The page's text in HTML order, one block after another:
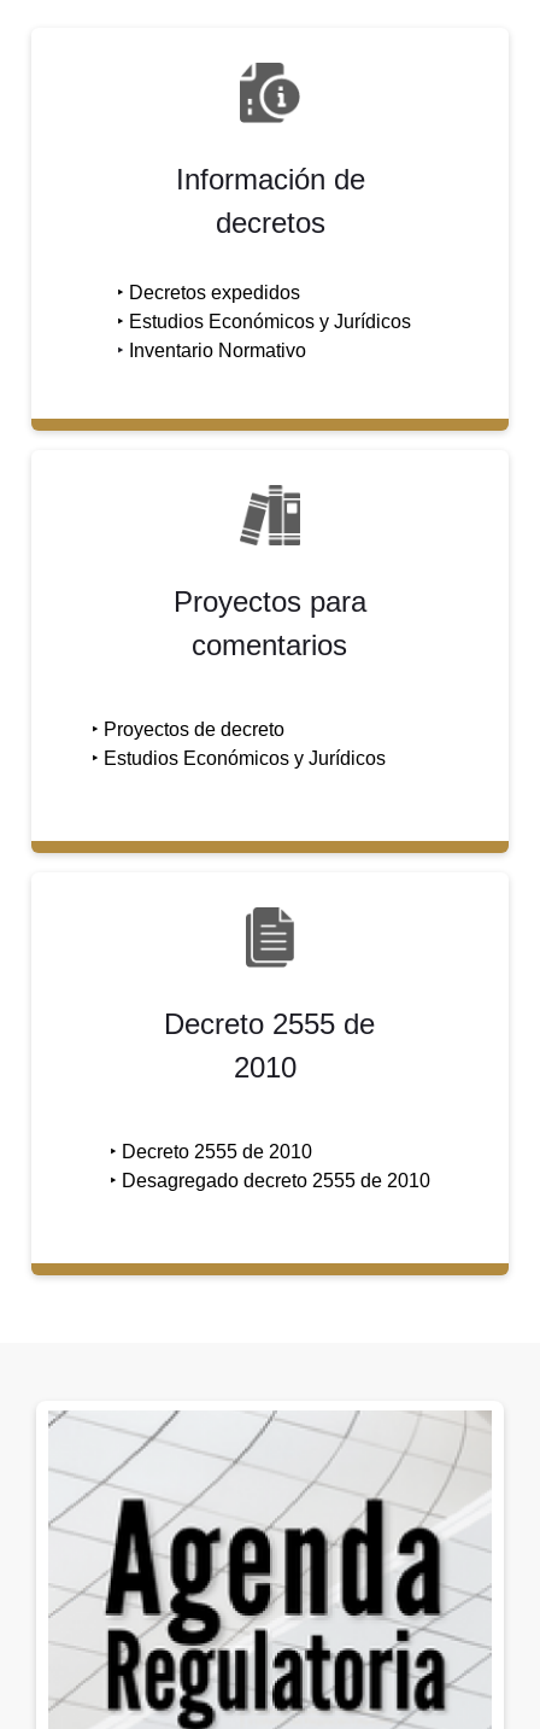
Información de
decretos
‣ Decretos expedidos
‣ Estudios Económicos y Jurídicos
​​​​​​‣ ​Inventario Normativo
Proyectos para
comentarios
‣ Proyectos de decreto
‣ Estudios Económicos y Jurídicos
Decreto 2555 de
2010
‣ Decreto 2555 de 2010
‣ Desagregado decreto 2555 de 2010